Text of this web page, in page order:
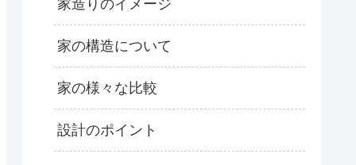
家造りのイメージ
家の構造について
家の様々な比較
設計のポイント